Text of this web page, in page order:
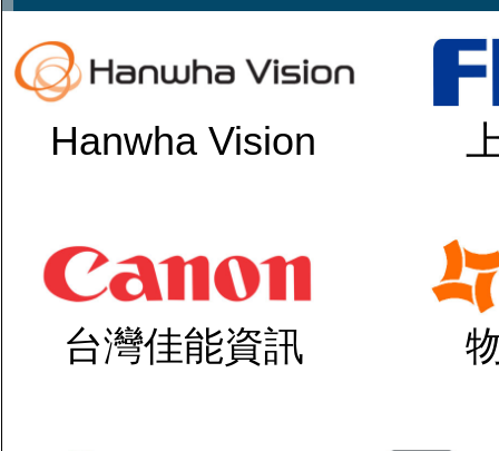
Hanwha Vision
台灣佳能資訊